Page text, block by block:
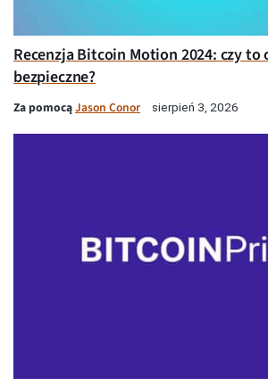
Recenzja Bitcoin Motion 2024: czy to
bezpieczne?
Za pomocąJason Conor sierpień 3, 2026